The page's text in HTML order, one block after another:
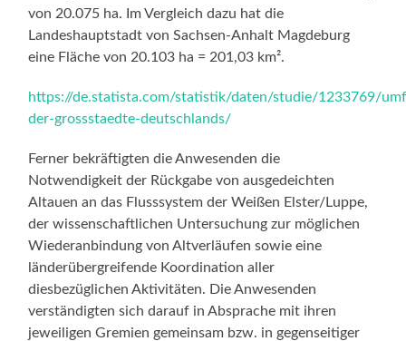
von 20.075 ha. Im Vergleich dazu hat die
Landeshauptstadt von Sachsen-Anhalt Magdeburg
eine Fläche von 20.103 ha = 201,03 km².
https://de.statista.com/statistik/daten/studie/1233769/
der-grossstaedte-deutschlands/
Ferner bekräftigten die Anwesenden die
Notwendigkeit der Rückgabe von ausgedeichten
Altauen an das Flusssystem der Weißen Elster/Luppe,
der wissenschaftlichen Untersuchung zur möglichen
Wiederanbindung von Altverläufen sowie eine
länderübergreifende Koordination aller
diesbezüglichen Aktivitäten. Die Anwesenden
verständigten sich darauf in Absprache mit ihren
jeweiligen Gremien gemeinsam bzw. in gegenseitiger